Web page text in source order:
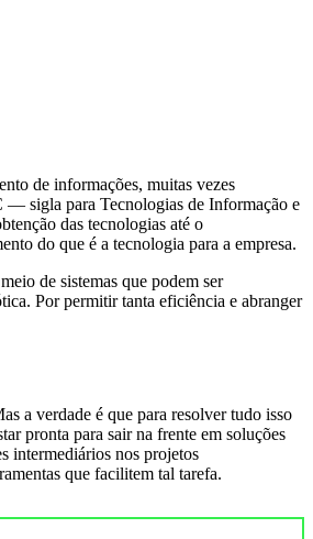
de informações, muitas vezes
— sigla para Tecnologias de Informação e
das tecnologias até o
do que é a tecnologia para a empresa.
de sistemas que podem ser
Por permitir tanta eficiência e abranger
a verdade é que para resolver tudo isso
pronta para sair na frente em soluções
intermediários nos projetos
que facilitem tal tarefa.